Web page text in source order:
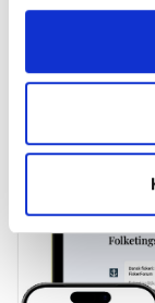
Din AI-
venlige. Hælder du
29. april 2026·Jens